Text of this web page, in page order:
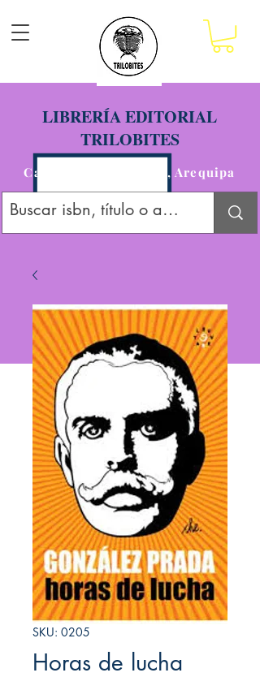
LIBRERÍA EDITORIAL
TRILOBITES
Calle San Agustín 201, Arequipa
SKU: 0205
Horas de lucha